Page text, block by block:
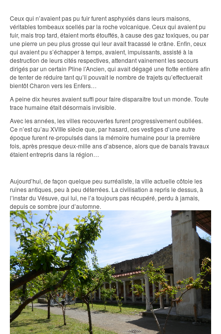
Ceux qui n’avaient pas pu fuir furent asphyxiés dans leurs maisons,
véritables tombeaux scellés par la roche volcanique. Ceux qui avaient pu
fuir, mais trop tard, étaient morts étouffés, à cause des gaz toxiques, ou par
une pierre un peu plus grosse qui leur avait fracassé le crâne. Enfin, ceux
qui avaient pu s’échapper à temps, avaient, impuissants, assisté à la
destruction de leurs cités respectives, attendant vainement les secours
dirigés par un certain Pline l’Ancien, qui avait dégagé une flotte entière afin
de tenter de réduire tant qu’il pouvait le nombre de trajets qu’effectuerait
bientôt Charon vers les Enfers…
A peine dix heures avaient suffi pour faire disparaître tout un monde. Toute
trace humaine était désormais invisible.
Avec les années, les villes recouvertes furent progressivement oubliées.
Ce n’est qu’au XVIIIe siècle que, par hasard, ces vestiges d’une autre
époque furent re-propulsés dans la mémoire humaine pour la première
fois, après presque deux-mille ans d’absence, alors que de banals travaux
étaient entrepris dans la région…
Aujourd’hui, de façon quelque peu surréaliste, la ville actuelle côtoie les
ruines antiques, peu à peu déterrées. La civilisation a repris le dessus, à
l’instar du Vésuve, qui lui, ne l’a toujours pas récupéré, perdu à jamais,
depuis ce sombre jour d’automne.